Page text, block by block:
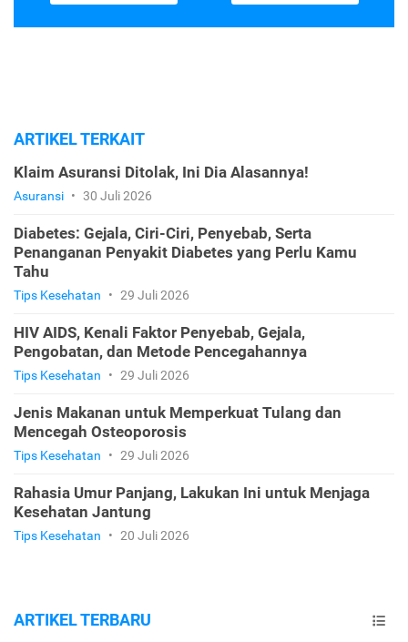
ARTIKEL TERKAIT
Klaim Asuransi Ditolak, Ini Dia Alasannya!
Asuransi • 30 Juli 2026
Diabetes: Gejala, Ciri-Ciri, Penyebab, Serta
Penanganan Penyakit Diabetes yang Perlu Kamu
Tahu
Tips Kesehatan • 29 Juli 2026
HIV AIDS, Kenali Faktor Penyebab, Gejala,
Pengobatan, dan Metode Pencegahannya
Tips Kesehatan • 29 Juli 2026
Jenis Makanan untuk Memperkuat Tulang dan
Mencegah Osteoporosis
Tips Kesehatan • 29 Juli 2026
Rahasia Umur Panjang, Lakukan Ini untuk Menjaga
Kesehatan Jantung
Tips Kesehatan • 20 Juli 2026
ARTIKEL TERBARU